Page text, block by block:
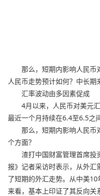
那么，短期内影响人民币
人民币走势预计如何？中长期
汇率波动由多因素促成
4月以来，人民币对美元汇
最近一个月持续在6.4至6.5之
那么，短期内影响人民币
个方面？
渣打中国财富管理首席投
报》记者采访时表示，从外汇
了短期的外汇走势。从中美
来看，基本上印证了其反向